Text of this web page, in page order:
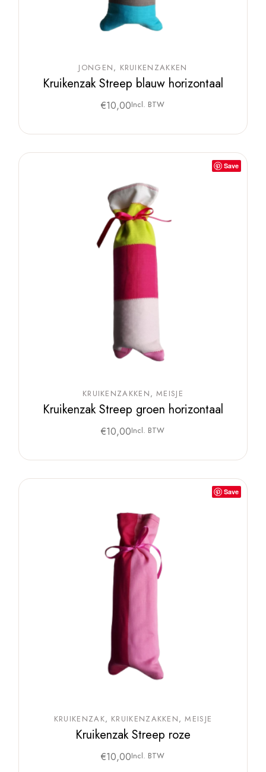
JONGEN KRUIKENZAKKEN
Kruikenzak Streep blauw horizontaal
€10,00Incl. BTW
Save
KRUIKENZAKKEN MEISJE
Kruikenzak Streep groen horizontaal
€10,00Incl. BTW
Save
KRUIKENZAK KRUIKENZAKKEN MEISJE
Kruikenzak Streep roze
€10,00Incl. BTW